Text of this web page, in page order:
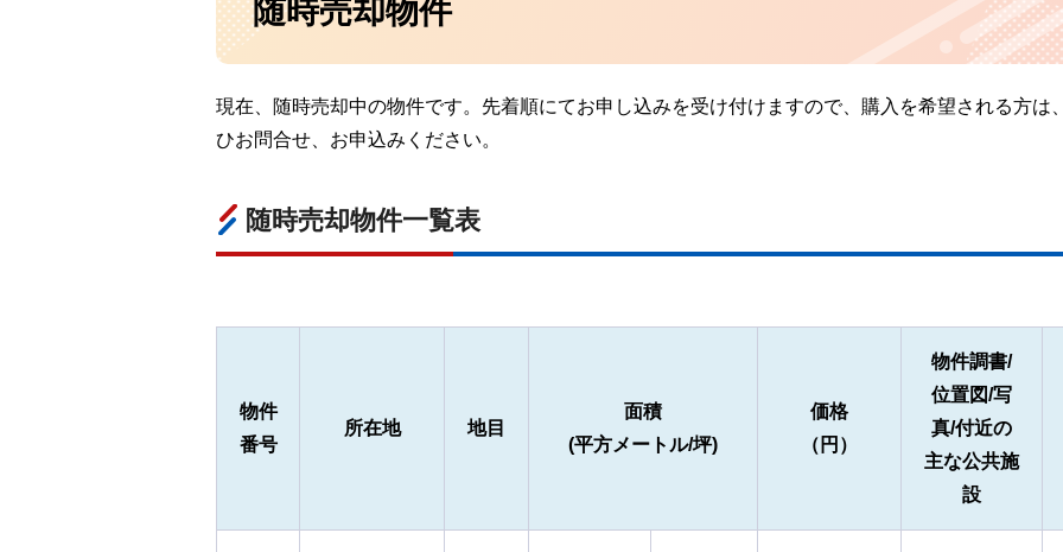
随時売却物件
現在、随時売却中の物件です。先着順にてお申し込みを受け付けますので、購入を希望される方は
ひお問合せ、お申込みください。
随時売却物件一覧表
物件
番号
所在地 地目
面積
(平方メートル/坪)
価格
（円）
物件調書/
位置図/写
真/付近の
主な公共施
設